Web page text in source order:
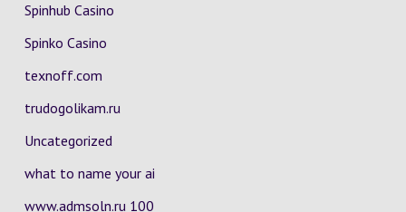
Spinhub Casino
Spinko Casino
texnoff.com
trudogolikam.ru
Uncategorized
what to name your ai
www.admsoln.ru 100